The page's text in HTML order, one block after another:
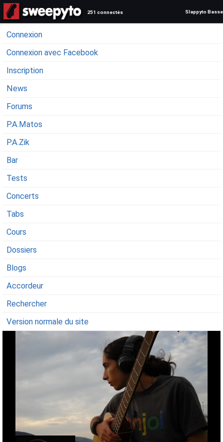
251 connectés Slappyto Basse
Connexion
Connexion avec Facebook
Inscription
News
Forums
P.A.Matos
P.A.Zik
Bar
Tests
Concerts
Tabs
Cours
Dossiers
Blogs
Accordeur
Rechercher
Version normale du site